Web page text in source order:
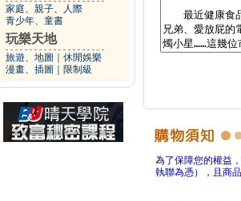
家庭、親子、人際
青少年、童書
玩樂天地
旅遊、地圖
休閒娛樂
漫畫、插圖
限制級
為了保障您的權益
執聯為憑），且商